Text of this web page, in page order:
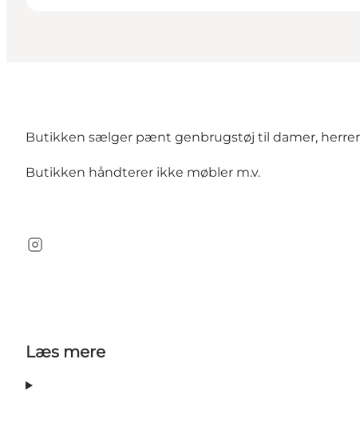
Butikken sælger pænt genbrugstøj til damer,
Butikken håndterer ikke møbler m.v.
Instagram
Læs mere